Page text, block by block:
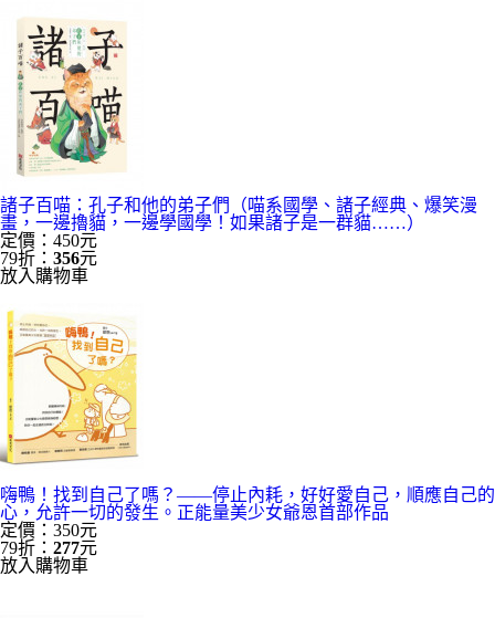
諸子百喵：孔子和他的弟子們（喵系國學、諸子經典、爆笑漫
畫，一邊擼貓，一邊學國學！如果諸子是一群貓……）
定價：450元
79折： 356元
放入購物車
嗨鴨！找到自己了嗎？——停止內耗，好好愛自己，順應自己的
心，允許一切的發生。正能量美少女爺恩首部作品
定價：350元
79折： 277元
放入購物車